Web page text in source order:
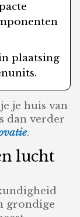
plaatsing
je huis van
dan verder
.
lucht
grondige